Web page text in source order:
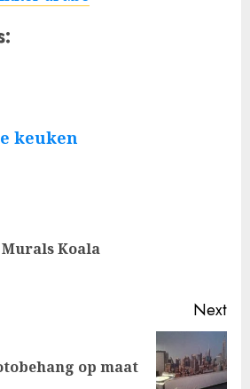
keuken
Koala
Next
op maat